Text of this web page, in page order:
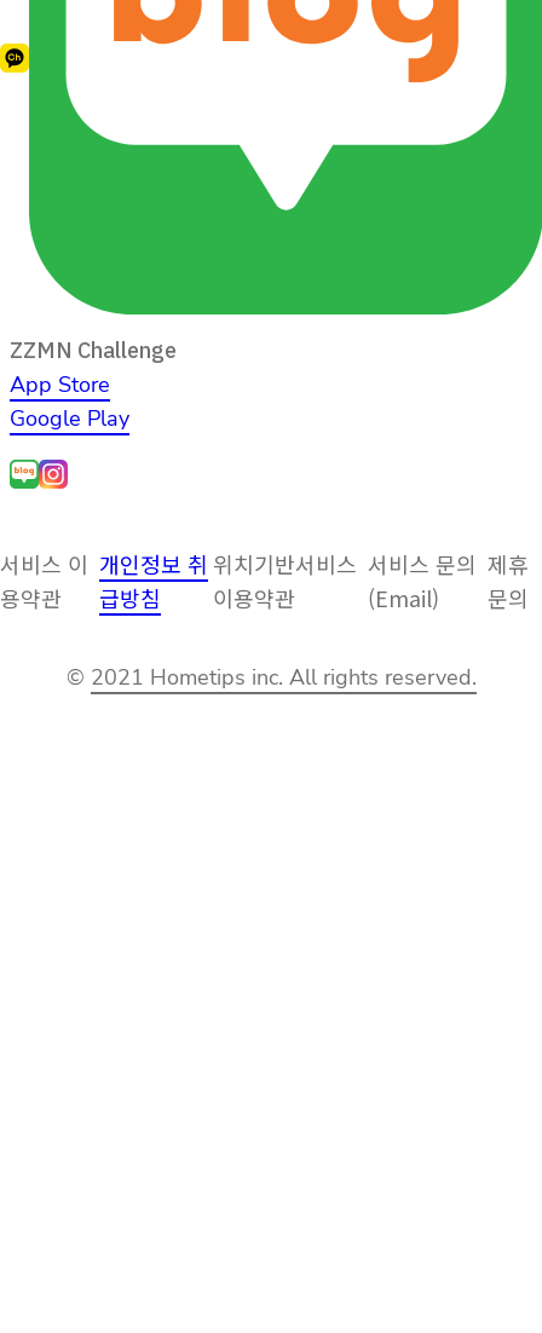
ZZMN Challenge
App Store
Google Play
서비스 이
용약관
개인정보 취
급방침
위치기반서비스
이용약관
서비스 문의
(Email)
제휴
문의
© 2021 Hometips inc. All rights reserved.